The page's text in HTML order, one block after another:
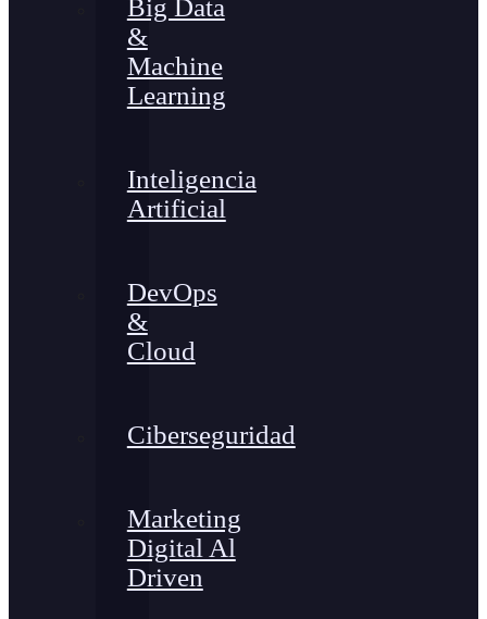
Big Data
&
Machine
Learning
Inteligencia
Artificial
DevOps
&
Cloud
Ciberseguridad
Marketing
Digital Al
Driven